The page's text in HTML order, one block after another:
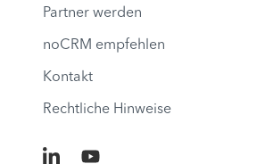
Partner werden
noCRM empfehlen
Kontakt
Rechtliche Hinweise